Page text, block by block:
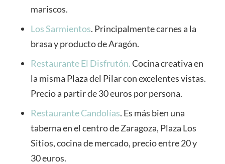
mariscos.
Los Sarmientos. Principalmente carnes a la
brasa y producto de Aragón.
Restaurante El Disfrutón.Cocina creativa en
la misma Plaza del Pilar con excelentes vistas.
Precio a partir de 30 euros por persona.
Restaurante Candolías. Es más bien una
taberna en el centro de Zaragoza, Plaza Los
Sitios, cocina de mercado, precio entre 20 y
30 euros.